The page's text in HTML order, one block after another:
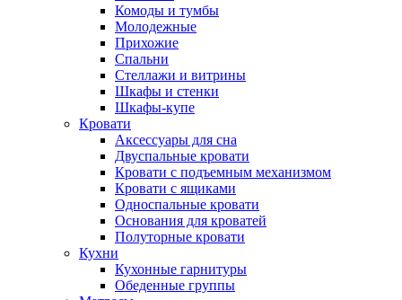
Комоды и тумбы
Молодежные
Прихожие
Спальни
Стеллажи и витрины
Шкафы и стенки
Шкафы-купе
Кровати
Аксессуары для сна
Двуспальные кровати
Кровати с подъемным механизмом
Кровати с ящиками
Односпальные кровати
Основания для кроватей
Полуторные кровати
Кухни
Кухонные гарнитуры
Обеденные группы